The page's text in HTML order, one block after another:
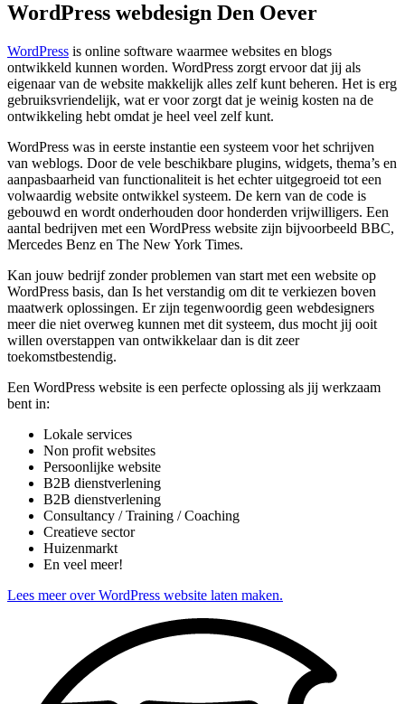
WordPress webdesign Den Oever
WordPress is online software waarmee websites en blogs
ontwikkeld kunnen worden. WordPress zorgt ervoor dat jij als
eigenaar van de website makkelijk alles zelf kunt beheren. Het is erg
gebruiksvriendelijk, wat er voor zorgt dat je weinig kosten na de
ontwikkeling hebt omdat je heel veel zelf kunt.
WordPress was in eerste instantie een systeem voor het schrijven
van weblogs. Door de vele beschikbare plugins, widgets, thema’s en
aanpasbaarheid van functionaliteit is het echter uitgegroeid tot een
volwaardig website ontwikkel systeem. De kern van de code is
gebouwd en wordt onderhouden door honderden vrijwilligers. Een
aantal bedrijven met een WordPress website zijn bijvoorbeeld BBC,
Mercedes Benz en The New York Times.
Kan jouw bedrijf zonder problemen van start met een website op
WordPress basis, dan Is het verstandig om dit te verkiezen boven
maatwerk oplossingen. Er zijn tegenwoordig geen webdesigners
meer die niet overweg kunnen met dit systeem, dus mocht jij ooit
willen overstappen van ontwikkelaar dan is dit zeer
toekomstbestendig.
Een WordPress website is een perfecte oplossing als jij werkzaam
bent in:
Lokale services
Non profit websites
Persoonlijke website
B2B dienstverlening
B2B dienstverlening
Consultancy / Training / Coaching
Creatieve sector
Huizenmarkt
En veel meer!
Lees meer over WordPress website laten maken.